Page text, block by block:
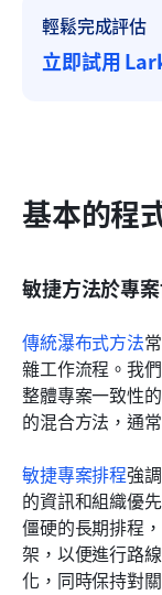
輕鬆完成評估
立即試用
基本的程
敏捷方法於專
傳統瀑布式方法
雜工作流程。我
整體專案一致性
的混合方法，通
敏捷專案排程強
的資訊和組織優
僵硬的長期排程
架，以便進行路
化，同時保持對